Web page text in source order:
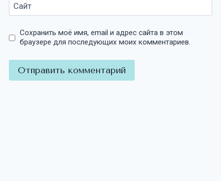
Сайт
Сохранить моё имя, email и адрес сайта в этом
браузере для последующих моих комментариев.